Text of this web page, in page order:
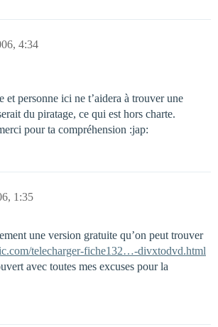
4:34
et personne ici ne t’aidera à trouver une
du piratage, ce qui est hors charte.
pour ta compréhension :jap:
1:35
une version gratuite qu’on peut trouver
telecharger-fiche132…-divxtodvd.html
avec toutes mes excuses pour la